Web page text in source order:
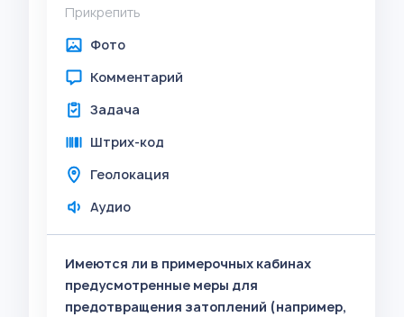
Прикрепить
Фото
Комментарий
Задача
Штрих-код
Геолокация
Аудио
Имеются ли в примерочных кабинах
предусмотренные меры для
предотвращения затоплений (например,